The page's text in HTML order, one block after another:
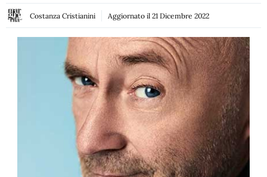
Costanza Cristianini Aggiornato il 21 Dicembre 2022